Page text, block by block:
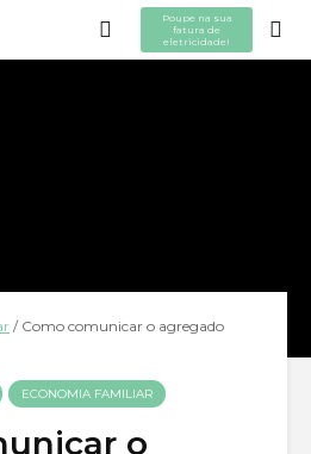
Poupe na sua
fatura de
eletricidade!
/ Como comunicar o agregado
ECONOMIA FAMILIAR
o